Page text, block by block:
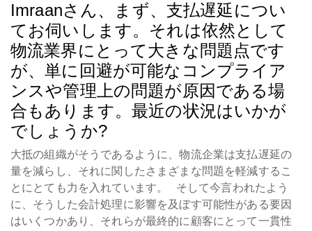
Imraanさん、まず、支払遅延につい
てお伺いします。それは依然として
物流業界にとって大きな問題点です
が、単に回避が可能なコンプライア
ンスや管理上の問題が原因である場
合もあります。最近の状況はいかが
でしょうか?
大抵の組織がそうであるように、物流企業は支払遅延の
量を減らし、それに関したさまざまな問題を軽減するこ
とにとても力を入れています。
そして今言われたよう
に、そうした会計処理に影響を及ぼす可能性がある要因
はいくつかあり、それらが最終的に顧客にとって一貫性